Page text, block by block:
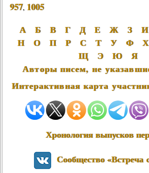
957, 1005
А
Б В Г Д Е Ж З И
Н
О П Р С Т У Ф Х
Щ
Э Ю
Я
Авторы писем, не
Интерактивная карта
Хронология выпусков
Сообщество «Встреча